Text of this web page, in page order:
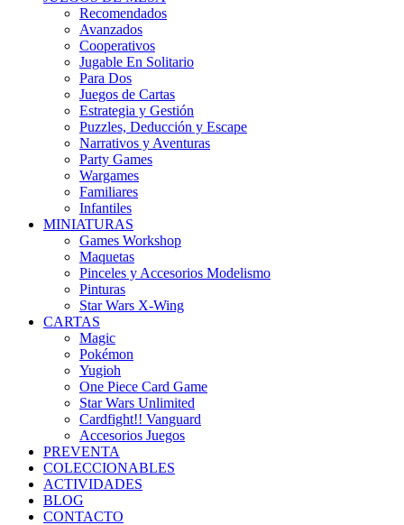
Recomendados
Avanzados
Cooperativos
Jugable En Solitario
Para Dos
Juegos de Cartas
Estrategia y Gestión
Puzzles, Deducción y Escape
Narrativos y Aventuras
Party Games
Wargames
Familiares
Infantiles
MINIATURAS
Games Workshop
Maquetas
Pinceles y Accesorios Modelismo
Pinturas
Star Wars X-Wing
CARTAS
Magic
Pokémon
Yugioh
One Piece Card Game
Star Wars Unlimited
Cardfight!! Vanguard
Accesorios Juegos
PREVENTA
COLECCIONABLES
ACTIVIDADES
BLOG
CONTACTO